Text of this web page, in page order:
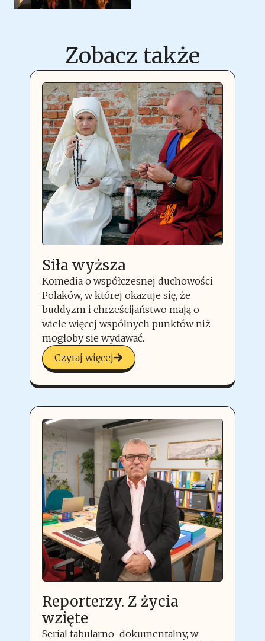
Zobacz także
Siła wyższa
Komedia o współczesnej duchowości
Polaków, w której okazuje się, że
buddyzm i chrześcijaństwo mają o
wiele więcej wspólnych punktów niż
mogłoby sie wydawać.
Czytaj więcej
Reporterzy. Z życia
wzięte
Serial fabularno-dokumentalny, w